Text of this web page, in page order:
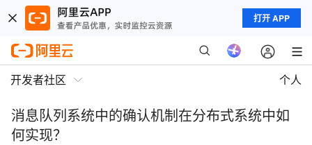
打开 APP
开发者社区 个人
消息队列系统中的确认机制在分布式系统中如
何实现？